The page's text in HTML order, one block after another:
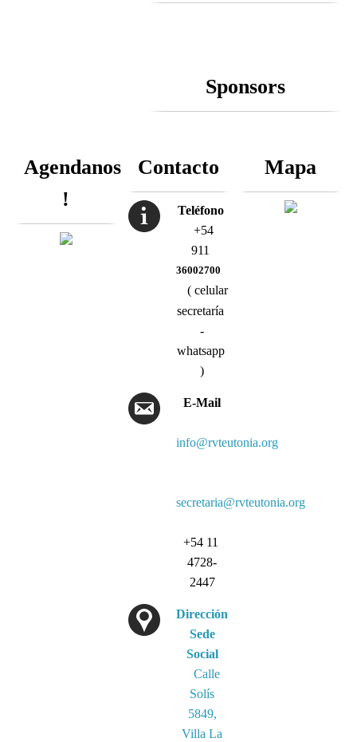
Sponsors
Agendanos
!
Contacto
Teléfono
+54
911
36002700
( celular
secretaría
-
whatsapp
)
E-Mail
info@rvteutonia.org
secretaria@rvteutonia.org
+54 11
4728-
2447
Dirección
Sede
Social
Calle
Solís
5849,
Villa La
Mapa